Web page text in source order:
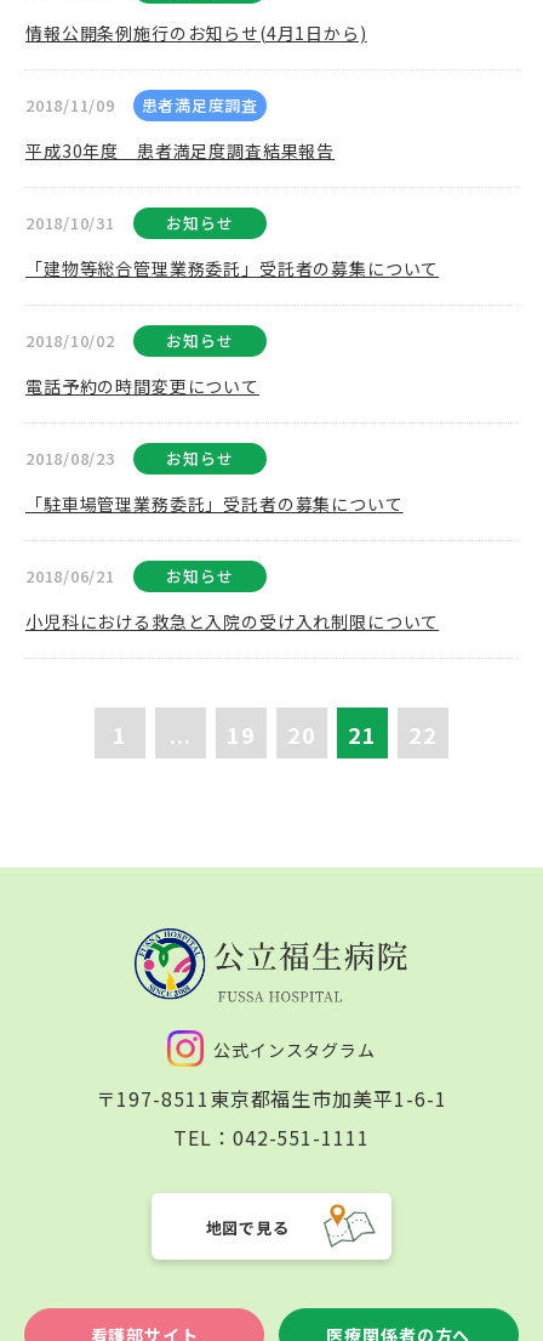
情報公開条例施行のお知らせ(4月1日から)
2018/11/09 患者満足度調査
平成30年度 患者満足度調査結果報告
2018/10/31 お知らせ
「建物等総合管理業務委託」受託者の募集について
2018/10/02 お知らせ
電話予約の時間変更について
2018/08/23 お知らせ
「駐車場管理業務委託」受託者の募集について
2018/06/21 お知らせ
小児科における救急と入院の受け入れ制限について
1 ... 19 20 21 22
公式インスタグラム
〒197-8511東京都福生市加美平1-6-1
TEL： 042-551-1111
地図で見る
看護部サイト 医療関係者の方へ